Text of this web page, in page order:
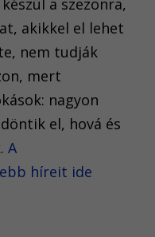
a szezonra,
akikkel el lehet
nem tudják
mert
nagyon
el, hová és
A
híreit ide